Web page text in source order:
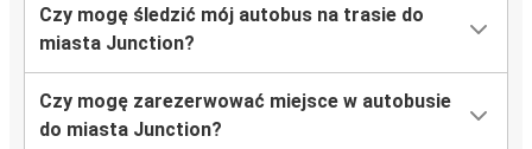
Czy mogę śledzić mój autobus na trasie do
miasta Junction?
Czy mogę zarezerwować miejsce w autobusie
do miasta Junction?